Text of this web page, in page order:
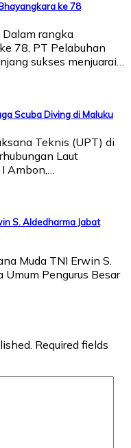
ke 78
rangka
78, PT Pelabuhan
sukses menjuarai…
Scuba Diving di Maluku
Teknis (UPT) di
Laut
Ambon,…
S. Aldedharma Jabat
Muda TNI Erwin S.
Pengurus Besar
Required fields